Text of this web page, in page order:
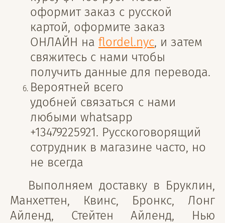
оформит заказ с русской
картой, оформите заказ
ОНЛАЙН на flordel.nyc, и затем
свяжитесь с нами чтобы
получить данные для перевода.
Вероятней всего
удобней связаться с нами
любыми whatsapp
+13479225921. Русскоговорящий
сотрудник в магазине часто, но
не всегда
Выполняем доставку в Бруклин,
Манхеттен, Квинс, Бронкс, Лонг
Айленд, Стейтен Айленд, Нью